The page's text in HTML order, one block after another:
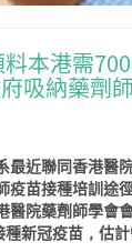
本港需
吸納藥劑
最近聯同香港醫
疫苗接種培訓途
醫院藥劑師學會
新冠疫苗，估